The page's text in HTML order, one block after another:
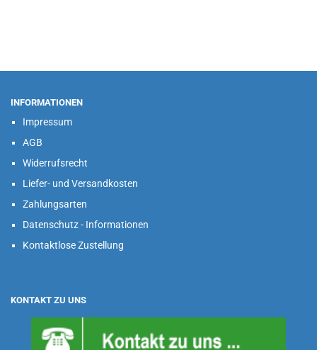
INFORMATIONEN
Impressum
AGB
Widerrufsrecht
Liefer- und Versandkosten
Zahlungsarten
Datenschutz - Informationen
Kontaktlose Zustellung
KONTAKT ZU UNS